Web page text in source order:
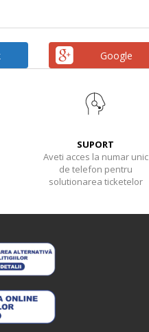
Google
SUPORT
Aveti acces la numar unic
de telefon pentru
solutionarea ticketelor